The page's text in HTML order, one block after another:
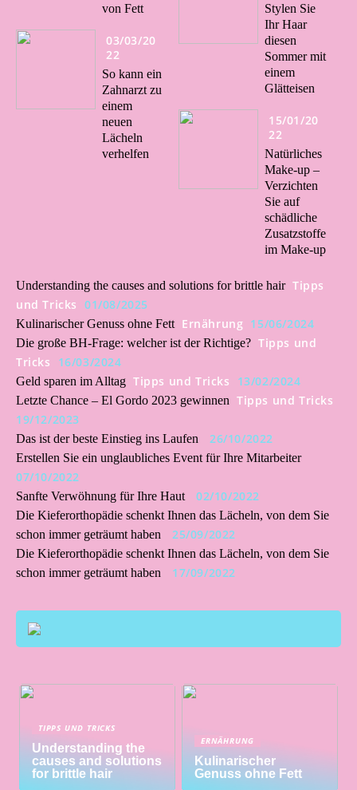
von Fett
03/03/20
22
So kann ein
Zahnarzt zu
einem
neuen
Lächeln
verhelfen
Stylen Sie
Ihr Haar
diesen
Sommer mit
einem
Glätteisen
15/01/20
22
Natürliches
Make-up –
Verzichten
Sie auf
schädliche
Zusatzstoffe
im Make-up
Understanding the causes and solutions for brittle hair Tipps
und Tricks 01/08/2025
Kulinarischer Genuss ohne Fett Ernährung 15/06/2024
Die große BH-Frage: welcher ist der Richtige? Tipps und
Tricks
16/03/2024
Geld sparen im Alltag Tipps und Tricks 13/02/2024
Letzte Chance – El Gordo 2023 gewinnen Tipps und Tricks
19/12/2023
Das ist der beste Einstieg ins Laufen 26/10/2022
Erstellen Sie ein unglaubliches Event für Ihre Mitarbeiter
07/10/2022
Sanfte Verwöhnung für Ihre Haut 02/10/2022
Die Kieferorthopädie schenkt Ihnen das Lächeln, von dem Sie
schon immer geträumt haben
25/09/2022
Die Kieferorthopädie schenkt Ihnen das Lächeln, von dem Sie
schon immer geträumt haben
17/09/2022
TIPPS UND TRICKS
Understanding the
causes and solutions
for brittle hair
ERNÄHRUNG
Kulinarischer
Genuss ohne Fett